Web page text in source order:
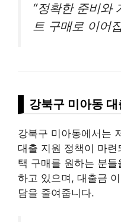
“정확한 준비와
트 구매로 이어
강북구 미아동
강북구 미아동에서는
대출 지원 정책이 마
택 구매를 원하는 분
하고 있으며, 대출금
담을 줄여줍니다.